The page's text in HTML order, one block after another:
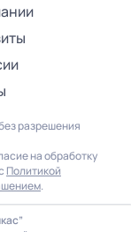
разрешения
на обработку
Политикой
.